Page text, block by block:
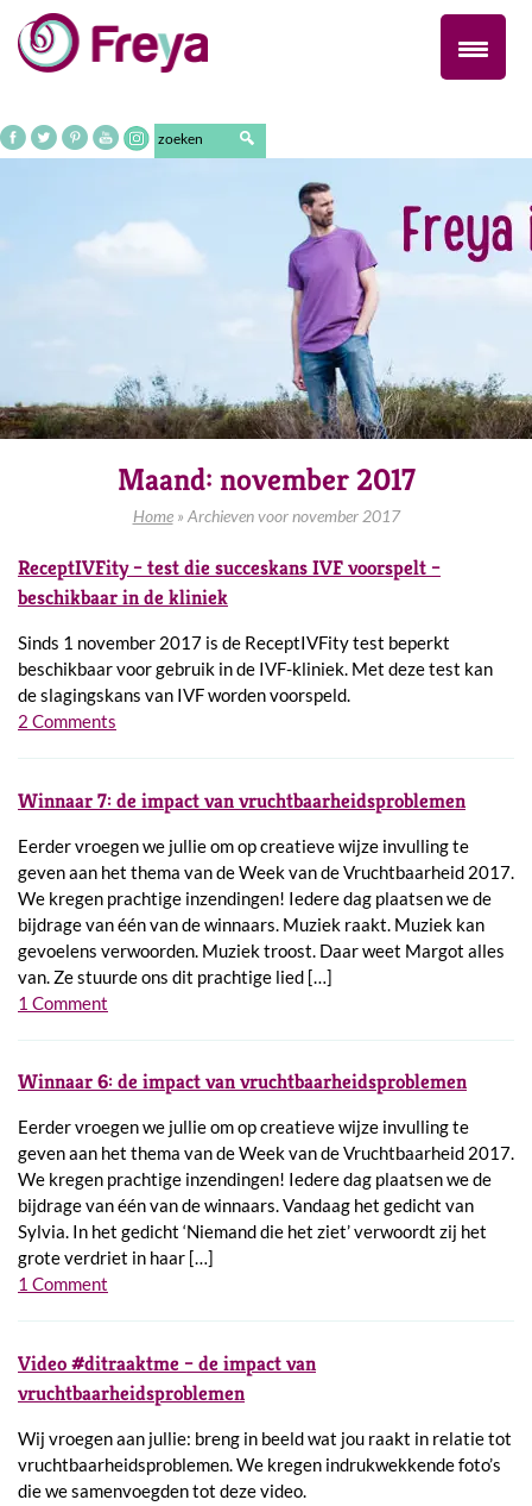
inhoud
Maand: november 2017
Home» Archieven voor november 2017
ReceptIVFity – test die succeskans IVF voorspelt –
beschikbaar in de kliniek
Sinds 1 november 2017 is de ReceptIVFity test beperkt
beschikbaar voor gebruik in de IVF-kliniek. Met deze test kan
de slagingskans van IVF worden voorspeld.
2 Comments
Winnaar 7: de impact van vruchtbaarheidsproblemen
Eerder vroegen we jullie om op creatieve wijze invulling te
geven aan het thema van de Week van de Vruchtbaarheid 2017.
We kregen prachtige inzendingen! Iedere dag plaatsen we de
bijdrage van één van de winnaars. Muziek raakt. Muziek kan
gevoelens verwoorden. Muziek troost. Daar weet Margot alles
van. Ze stuurde ons dit prachtige lied […]
1 Comment
Winnaar 6: de impact van vruchtbaarheidsproblemen
Eerder vroegen we jullie om op creatieve wijze invulling te
geven aan het thema van de Week van de Vruchtbaarheid 2017.
We kregen prachtige inzendingen! Iedere dag plaatsen we de
bijdrage van één van de winnaars. Vandaag het gedicht van
Sylvia. In het gedicht ‘Niemand die het ziet’ verwoordt zij het
grote verdriet in haar […]
1 Comment
Video #ditraaktme – de impact van
vruchtbaarheidsproblemen
Wij vroegen aan jullie: breng in beeld wat jou raakt in relatie tot
vruchtbaarheidsproblemen. We kregen indrukwekkende foto’s
die we samenvoegden tot deze video.